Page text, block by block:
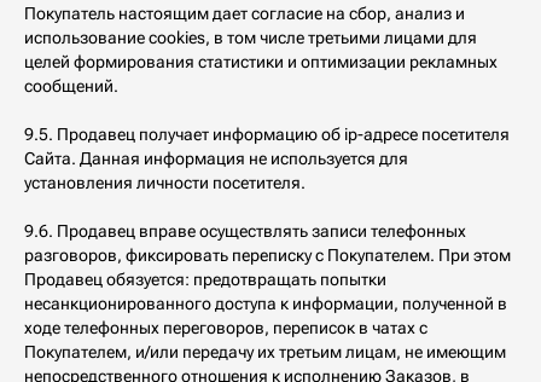
Покупатель настоящим дает согласие на сбор, анализ и
использование cookies, в том числе третьими лицами для
целей формирования статистики и оптимизации рекламных
сообщений.
9.5. Продавец получает информацию об ip-адресе посетителя
Сайта. Данная информация не используется для
установления личности посетителя.
9.6. Продавец вправе осуществлять записи телефонных
разговоров, фиксировать переписку с Покупателем. При этом
Продавец обязуется: предотвращать попытки
несанкционированного доступа к информации, полученной в
ходе телефонных переговоров, переписок в чатах с
Покупателем, и/или передачу их третьим лицам, не имеющим
непосредственного отношения к исполнению Заказов, в
© Все объекты, размещенные на сайте, будь то тексты, фотографии,
логотипы и обозначения, являются объектами авторского права
и средствами индивидуализации и принадлежат правообладателю
ИП Кох Я.С. и охраняются действующим законодательством РФ. ИП
Кох Янина Сергеевна ОГРНИП 313774630200103 ИНН 340688009620, +7
(916) 330-16-91, info@aroma-sage.com, г. Москва, ул. Партизанская, д.
ХОТИТЕ С НАМИ РАБОТАТЬ?
Напишите